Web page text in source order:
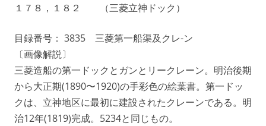
１７８，１８２ （三菱立神ドック）
目録番号： 3835 三菱第一船渠及クレ-ン
〔画像解説〕
三菱造船の第一ドックとガンとリークレーン。明治後期
から大正期(1890〜1920)の手彩色の絵葉書。第一ドッ
クは、立神地区に最初に建設されたクレーンである。明
治12年(1819)完成。5234と同じもの。